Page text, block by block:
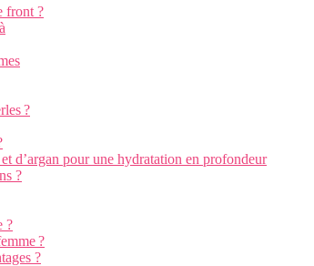
front ?
?
d’argan pour une hydratation en profondeur
?
?
?
?